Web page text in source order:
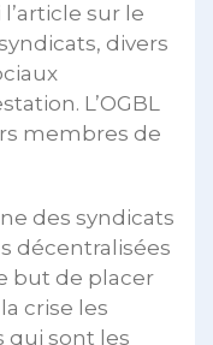
sur le
divers
L’OGBL
membres de
des syndicats
décentralisées
but de placer
crise les
qui sont les